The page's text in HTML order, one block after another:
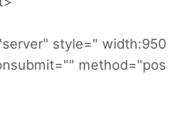
style=" width:950
method="pos